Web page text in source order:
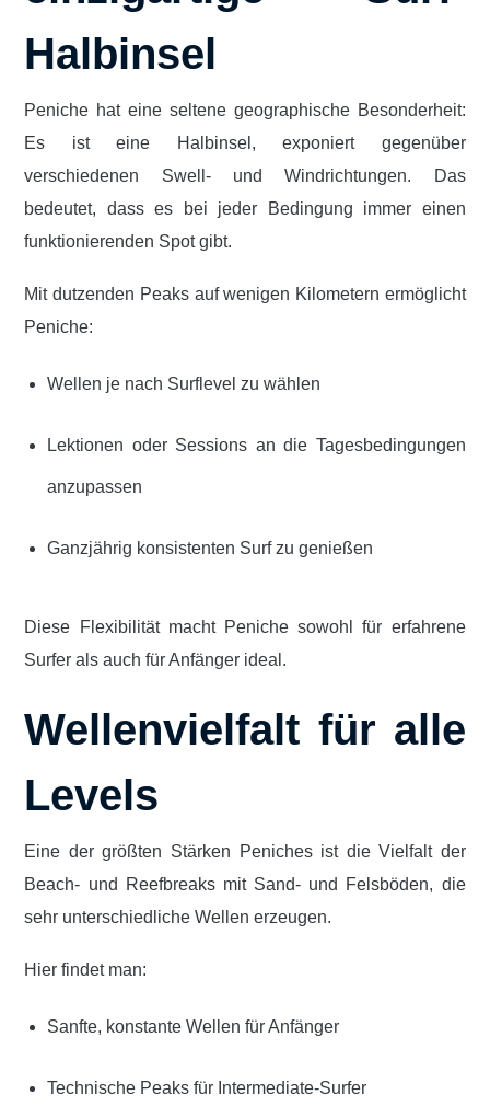
Halbinsel
Peniche hat eine seltene geographische Besonderheit:
Es ist eine Halbinsel, exponiert gegenüber
verschiedenen Swell- und Windrichtungen. Das
bedeutet, dass es bei jeder Bedingung immer einen
funktionierenden Spot gibt.
Mit dutzenden Peaks auf wenigen Kilometern ermöglicht
Peniche:
Wellen je nach Surflevel zu wählen
Lektionen oder Sessions an die Tagesbedingungen
anzupassen
Ganzjährig konsistenten Surf zu genießen
Diese Flexibilität macht Peniche sowohl für erfahrene
Surfer als auch für Anfänger ideal.
Wellenvielfalt für alle
Levels
Eine der größten Stärken Peniches ist die Vielfalt der
Beach- und Reefbreaks mit Sand- und Felsböden, die
sehr unterschiedliche Wellen erzeugen.
Hier findet man:
Sanfte, konstante Wellen für Anfänger
Technische Peaks für Intermediate-Surfer